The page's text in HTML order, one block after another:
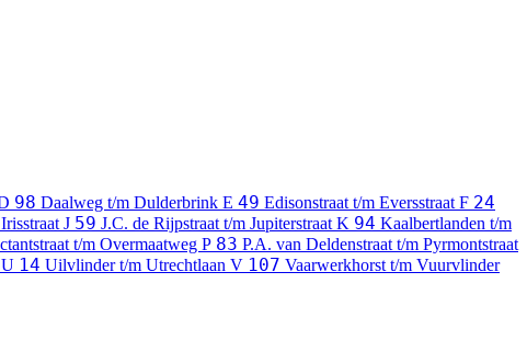
98 Daalweg t/m Dulderbrink E 49 Edisonstraat t/m Eversstraat F 24
J 59 J.C. de Rijpstraat t/m Jupiterstraat K 94 Kaalbertlanden t/m
t/m Overmaatweg P 83 P.A. van Deldenstraat t/m Pyrmontstraat
U 14 Uilvlinder t/m Utrechtlaan V 107 Vaarwerkhorst t/m Vuurvlinder